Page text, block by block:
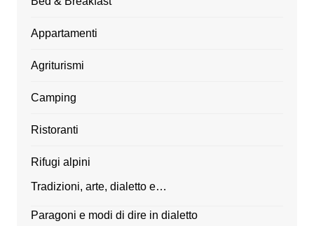
Appartamenti
Agriturismi
Camping
Ristoranti
Rifugi alpini
Tradizioni, arte, dialetto e…
Paragoni e modi di dire in dialetto